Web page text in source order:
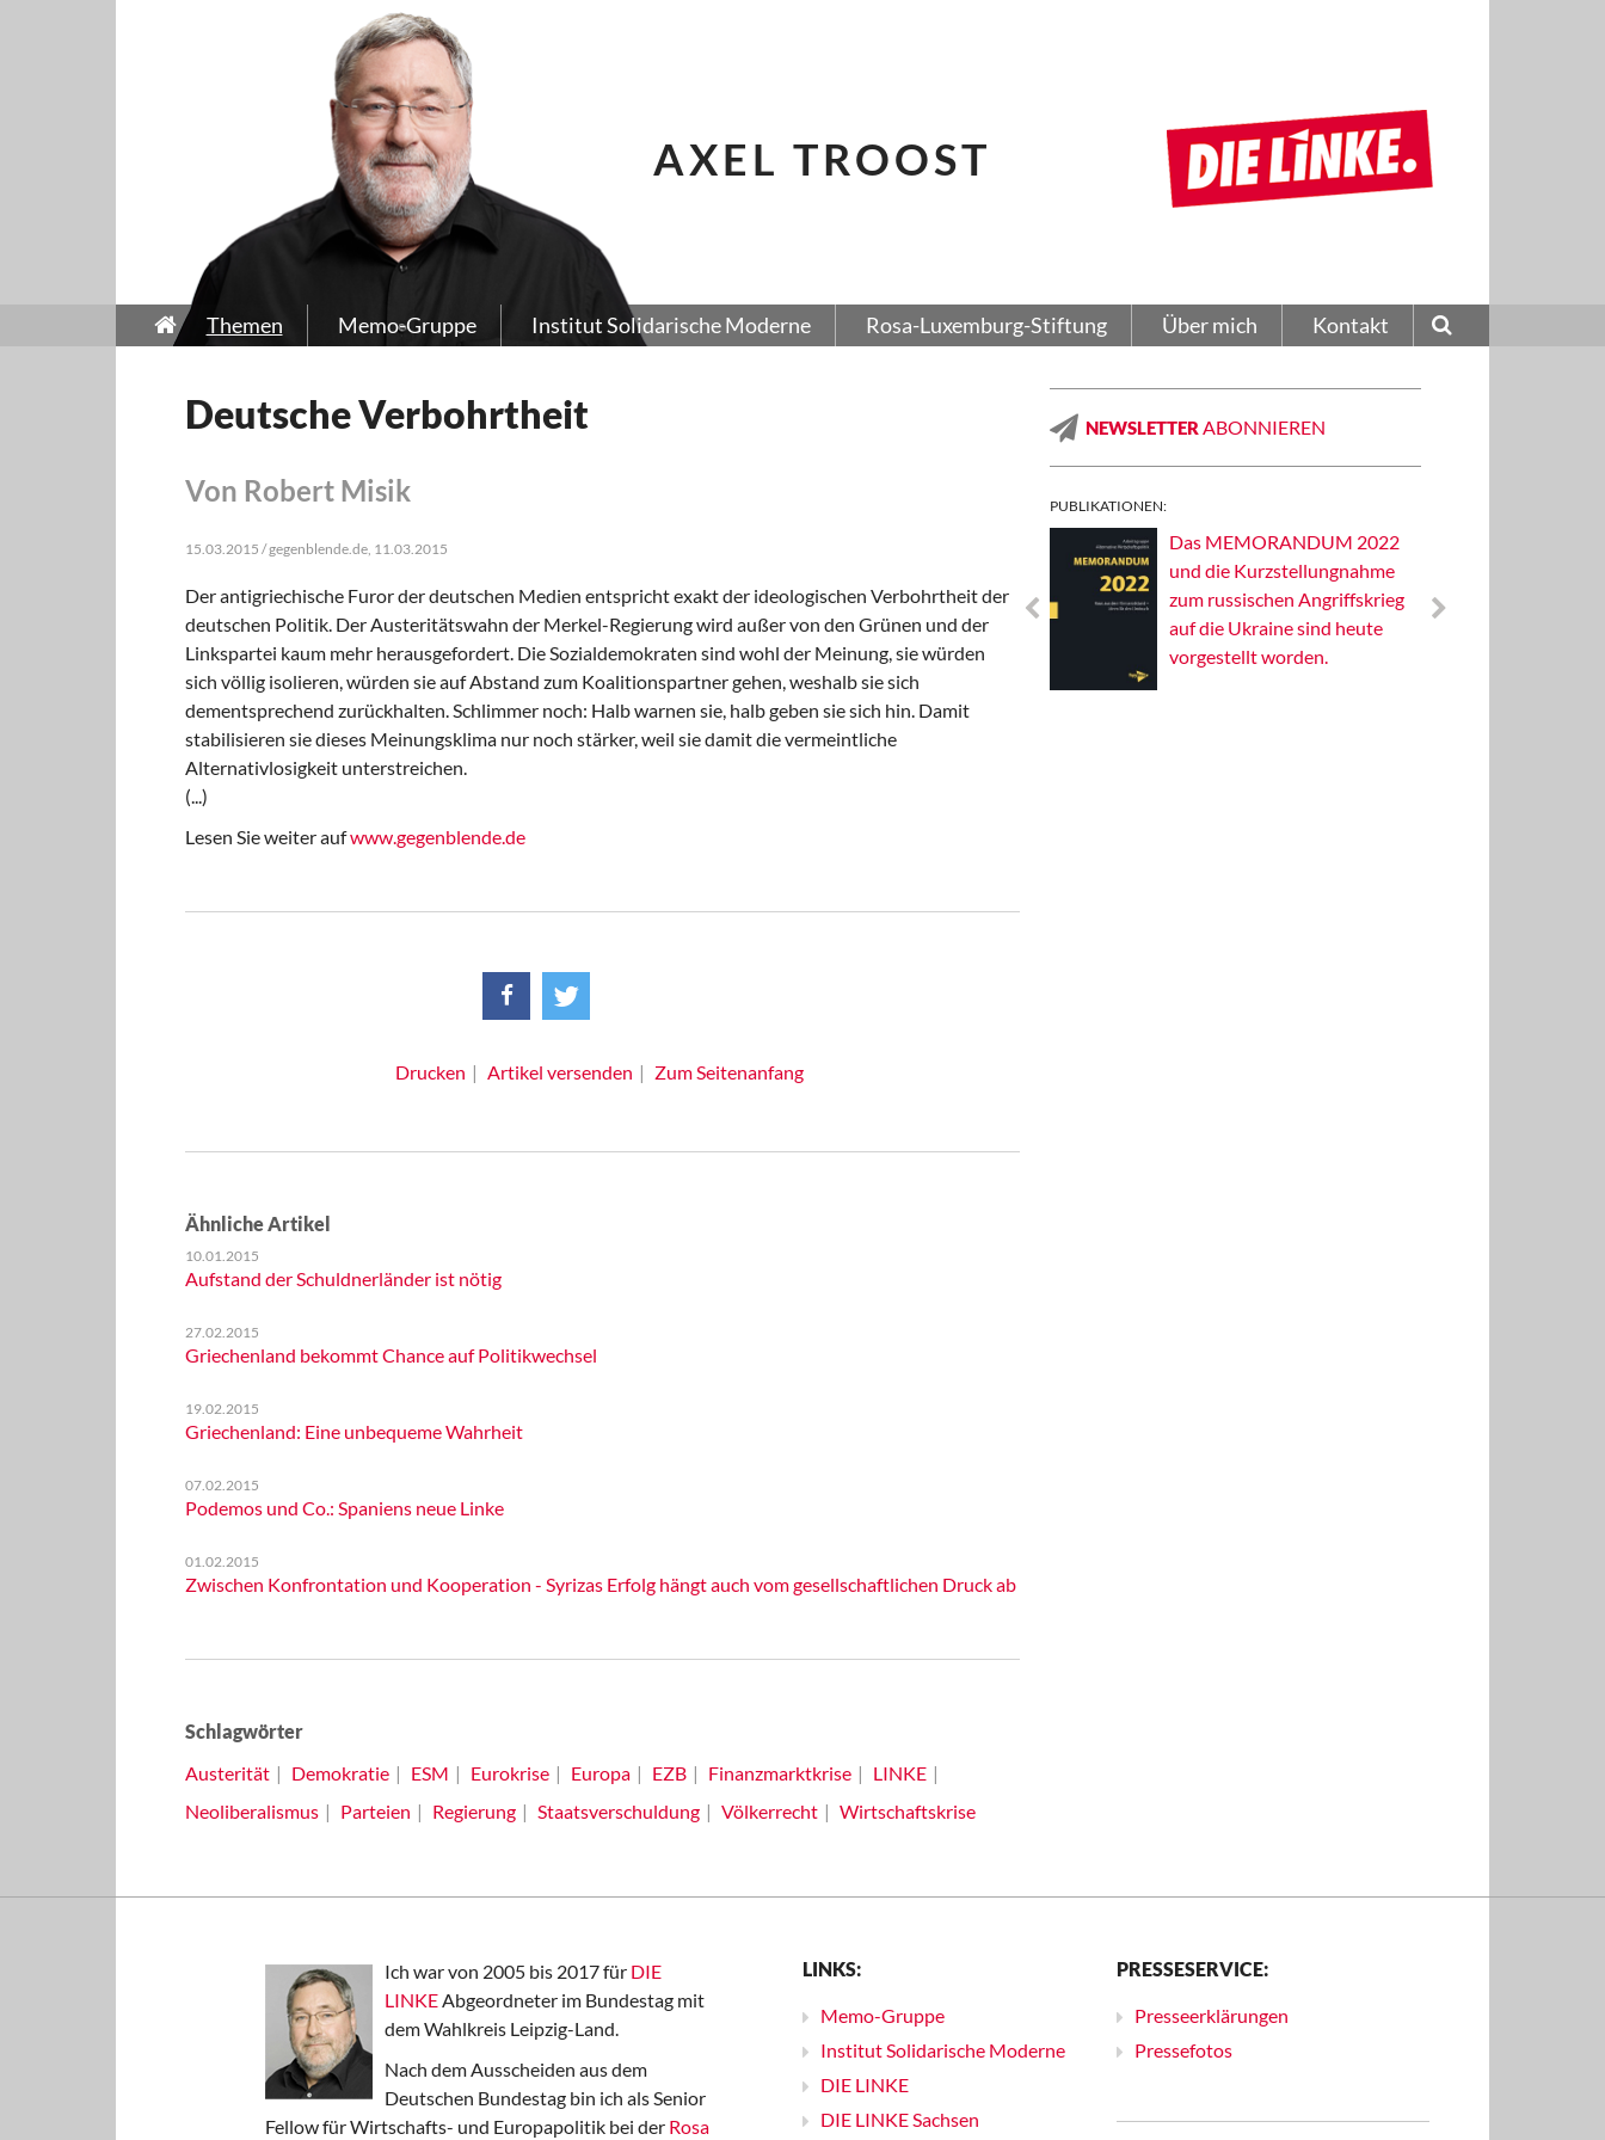
AXEL TROOST
Themen Memo-Gruppe Institut Solidarische Moderne Rosa-Luxemburg-Stiftung Über mich Kontakt
Deutsche Verbohrtheit
Von Robert Misik
15.03.2015 / gegenblende.de, 11.03.2015
Der antigriechische Furor der deutschen Medien entspricht exakt der ideologischen Verbohrtheit der
deutschen Politik. Der Austeritätswahn der Merkel-Regierung wird außer von den Grünen und der
Linkspartei kaum mehr herausgefordert. Die Sozialdemokraten sind wohl der Meinung, sie würden
sich völlig isolieren, würden sie auf Abstand zum Koalitionspartner gehen, weshalb sie sich
dementsprechend zurückhalten. Schlimmer noch: Halb warnen sie, halb geben sie sich hin. Damit
stabilisieren sie dieses Meinungsklima nur noch stärker, weil sie damit die vermeintliche
Alternativlosigkeit unterstreichen.
(...)
Lesen Sie weiter aufwww.gegenblende.de
Drucken Artikel versenden Zum Seitenanfang
Ähnliche Artikel
10.01.2015
Aufstand der Schuldnerländer ist nötig
27.02.2015
Griechenland bekommt Chance auf Politikwechsel
19.02.2015
Griechenland: Eine unbequeme Wahrheit
07.02.2015
Podemos und Co.: Spaniens neue Linke
01.02.2015
Zwischen Konfrontation und Kooperation - Syrizas Erfolg hängt auch vom gesellschaftlichen Druck ab
Schlagwörter
Austerität
Demokratie ESM Eurokrise Europa EZB Finanzmarktkrise
LINKE
Neoliberalismus
Parteien Regierung Staatsverschuldung Völkerrecht Wirtschaftskrise
NEWSLETTER ABONNIEREN
PUBLIKATIONEN:
Das MEMORANDUM 2022
und die Kurzstellungnahme
zum russischen Angriffskrieg
auf die Ukraine sind heute
vorgestellt worden.
Ich war von 2005 bis 2017 für DIE
LINKEAbgeordneter im Bundestag mit
dem Wahlkreis Leipzig-Land.
Nach dem Ausscheiden aus dem
Deutschen Bundestag bin ich als Senior
Fellow für Wirtschafts- und Europapolitik bei der Rosa
LINKS:
Memo-Gruppe
Institut Solidarische Moderne
DIE LINKE
DIE LINKE Sachsen
PRESSESERVICE:
Presseerklärungen
Pressefotos